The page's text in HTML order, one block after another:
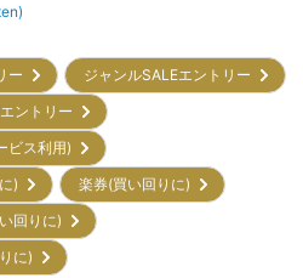
ー
ジャンルSALEエントリー
エントリー
ビス利用)
に)
楽券(買い回りに)
い回りに)
りに)